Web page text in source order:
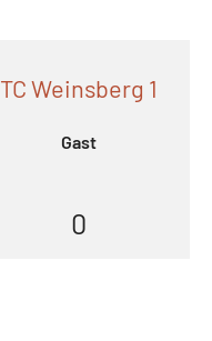
TC Weinsberg 1
Gast
0